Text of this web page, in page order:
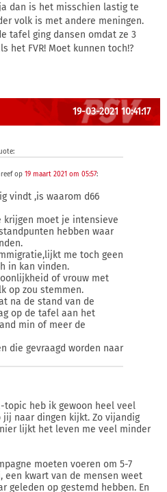
dan is het misschien lastig te
volk is met andere meningen.
tafel ging dansen omdat ze 3
het FVR! Moet kunnen toch!?
19-03-2021 10:41:17
op 19 maart 2021 om 05:57:
vindt ,is waarom d66
krijgen moet je intensieve
hebben waar
me toch geen
in kan vinden.
of vrouw met
op zou stemmen.
na de stand van de
op de tafel aan het
min of meer de
die gevraagd worden naar
heb ik gewoon heel veel
naar dingen kijkt. Zo vijandig
lijkt het leven me veel minder
moeten voeren om 5-7
een kwart van de mensen weet
geleden op gestemd hebben. En